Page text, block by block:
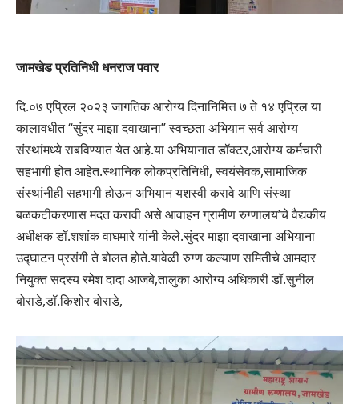
जामखेड प्रतिनिधी धनराज पवार
दि.०७ एप्रिल २०२३ जागतिक आरोग्य दिनानिमित्त ७ ते १४ एप्रिल या
कालावधीत “सुंदर माझा दवाखाना” स्वच्छता अभियान सर्व आरोग्य
संस्थांमध्ये राबविण्यात येत आहे.या अभियानात डॉक्टर,आरोग्य कर्मचारी
सहभागी होत आहेत.स्थानिक लोकप्रतिनिधी, स्वयंसेवक,सामाजिक
संस्थांनीही सहभागी होऊन अभियान यशस्वी करावे आणि संस्था
बळकटीकरणास मदत करावी असे आवाहन ग्रामीण रुग्णालय’चे वैद्यकीय
अधीक्षक डॉ.शशांक वाघमारे यांनी केले.सुंदर माझा दवाखाना अभियाना
उद्घाटन प्रसंगी ते बोलत होते.यावेळी रुग्ण कल्याण समितीचे आमदार
नियुक्त सदस्य रमेश दादा आजबे,तालुका आरोग्य अधिकारी डॉ.सुनील
बोराडे,डॉ.किशोर बोराडे,